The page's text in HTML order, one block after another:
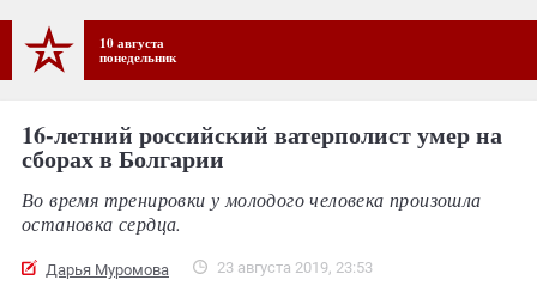
10 августа
понедельник
16-летний российский ватерполист умер на
сборах в Болгарии
Во время тренировки у молодого человека произошла
остановка сердца.
Дарья Муромова 23 августа 2019, 23:53